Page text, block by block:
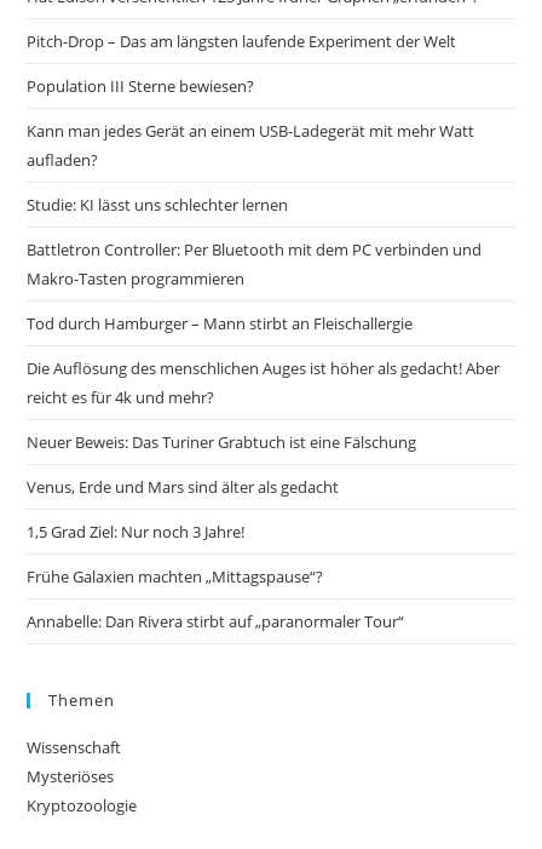
Pitch-Drop – Das am längsten laufende Experiment der Welt
Population III Sterne bewiesen?
Kann man jedes Gerät an einem USB-Ladegerät mit mehr Watt
aufladen?
Studie: KI lässt uns schlechter lernen
Battletron Controller: Per Bluetooth mit dem PC verbinden und
Makro-Tasten programmieren
Tod durch Hamburger – Mann stirbt an Fleischallergie
Die Auflösung des menschlichen Auges ist höher als gedacht! Aber
reicht es für 4k und mehr?
Neuer Beweis: Das Turiner Grabtuch ist eine Fälschung
Venus, Erde und Mars sind älter als gedacht
1,5 Grad Ziel: Nur noch 3 Jahre!
Frühe Galaxien machten „Mittagspause“?
Annabelle: Dan Rivera stirbt auf „paranormaler Tour“
Themen
Wissenschaft
Mysteriöses
Kryptozoologie